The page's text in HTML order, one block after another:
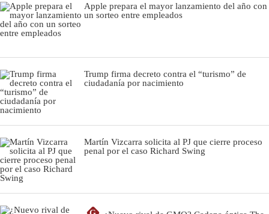
Apple prepara el mayor lanzamiento del año con
un sorteo entre empleados
Trump firma decreto contra el “turismo” de
ciudadanía por nacimiento
Martín Vizcarra solicita al PJ que cierre proceso
penal por el caso Richard Swing